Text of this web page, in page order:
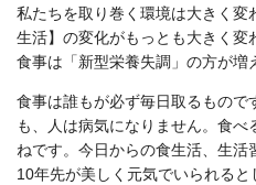
私たちを取り巻く環境は大きく変
生活】の変化がもっとも大きく
食事は「新型栄養失調」の方が増
食事は誰もが必ず毎日取るもので
も、人は病気になりません。食
ねです。今日からの食生活、生活
10年先が美しく元気でいられる